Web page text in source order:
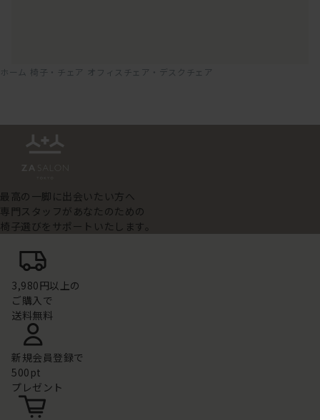
ホーム 椅子・チェア オフィスチェア・デスクチェア
最高の一脚に出会いたい方へ
専門スタッフがあなたのための
椅子選びをサポートいたします。
3,980円以上の
ご購入で
送料無料
新規会員登録で
500pt
プレゼント